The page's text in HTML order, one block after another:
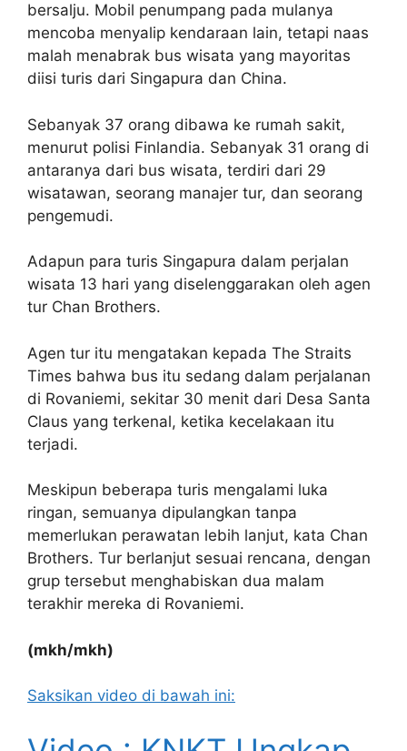
bersalju. Mobil penumpang pada mulanya
mencoba menyalip kendaraan lain, tetapi naas
malah menabrak bus wisata yang mayoritas
diisi turis dari Singapura dan China.
Sebanyak 37 orang dibawa ke rumah sakit,
menurut polisi Finlandia. Sebanyak 31 orang di
antaranya dari bus wisata, terdiri dari 29
wisatawan, seorang manajer tur, dan seorang
pengemudi.
Adapun para turis Singapura dalam perjalan
wisata 13 hari yang diselenggarakan oleh agen
tur Chan Brothers.
Agen tur itu mengatakan kepada The Straits
Times bahwa bus itu sedang dalam perjalanan
di Rovaniemi, sekitar 30 menit dari Desa Santa
Claus yang terkenal, ketika kecelakaan itu
terjadi.
Meskipun beberapa turis mengalami luka
ringan, semuanya dipulangkan tanpa
memerlukan perawatan lebih lanjut, kata Chan
Brothers. Tur berlanjut sesuai rencana, dengan
grup tersebut menghabiskan dua malam
terakhir mereka di Rovaniemi.
(mkh/mkh)
Saksikan video di bawah ini: